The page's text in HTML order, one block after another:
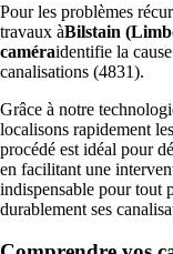
Pour les problèmes
travaux àBilstain
caméraidentifie la
canalisations (4831).
Grâce à notre
localisons rapidement
procédé est idéal pour
en facilitant une
indispensable pour tout
durablement ses